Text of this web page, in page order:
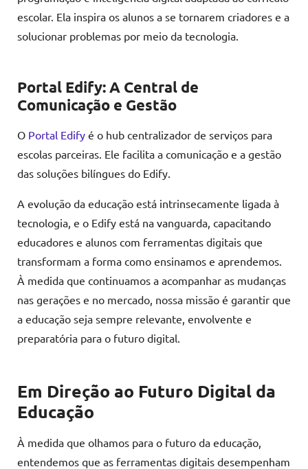
escolar. Ela inspira os alunos a se tornarem criadores e a
solucionar problemas por meio da tecnologia.
Portal Edify: A Central de
Comunicação e Gestão
O Portal Edify é o hub centralizador de serviços para
escolas parceiras. Ele facilita a comunicação e a gestão
das soluções bilíngues do Edify.
A evolução da educação está intrinsecamente ligada à
tecnologia, e o Edify está na vanguarda, capacitando
educadores e alunos com ferramentas digitais que
transformam a forma como ensinamos e aprendemos.
À medida que continuamos a acompanhar as mudanças
nas gerações e no mercado, nossa missão é garantir que
a educação seja sempre relevante, envolvente e
preparatória para o futuro digital.
Em Direção ao Futuro Digital da
Educação
À medida que olhamos para o futuro da educação,
entendemos que as ferramentas digitais desempenham